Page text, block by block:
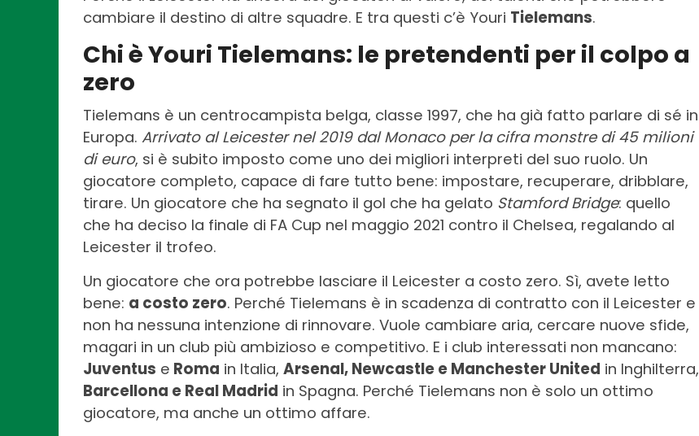
cambiare il destino di altre squadre. E tra questi c’è Youri Tielemans.
Chi è Youri Tielemans: le pretendenti per il colpo a
zero
Tielemans è un centrocampista belga, classe 1997, che ha già fatto parlare di sé in
Europa. Arrivato al Leicester nel 2019 dal Monaco per la cifra monstre di 45 milioni
di euro, si è subito imposto come uno dei migliori interpreti del suo ruolo. Un
giocatore completo, capace di fare tutto bene: impostare, recuperare, dribblare,
tirare. Un giocatore che ha segnato il gol che ha gelato Stamford Bridge: quello
che ha deciso la finale di FA Cup nel maggio 2021 contro il Chelsea, regalando al
Leicester il trofeo.
Un giocatore che ora potrebbe lasciare il Leicester a costo zero. Sì, avete letto
bene: a costo zero. Perché Tielemans è in scadenza di contratto con il Leicester e
non ha nessuna intenzione di rinnovare. Vuole cambiare aria, cercare nuove sfide,
magari in un club più ambizioso e competitivo. E i club interessati non mancano:
Juventus e Roma in Italia, Arsenal, Newcastle e Manchester United in Inghilterra,
Barcellona e Real Madrid in Spagna. Perché Tielemans non è solo un ottimo
giocatore, ma anche un ottimo affare.